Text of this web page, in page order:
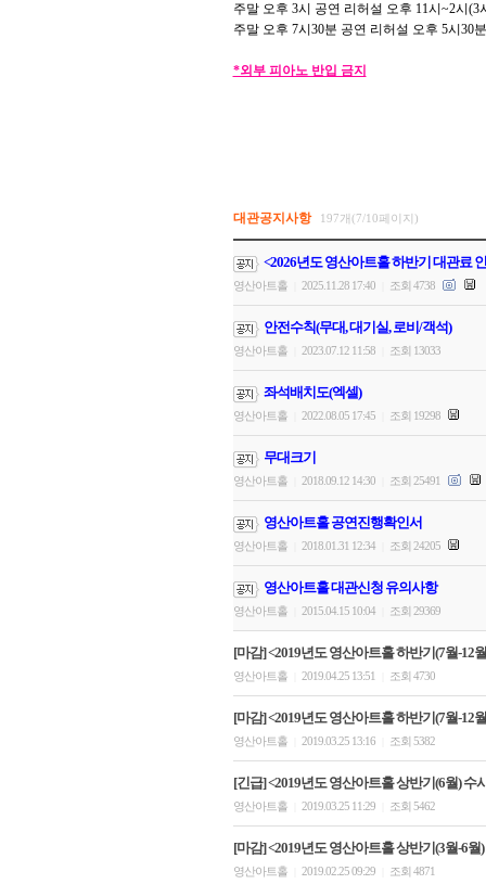
주말 오후 3시 공연 리허설 오후 11시~2시
주말 오후 7시30분 공연 리허설 오후 5시30
*외부 피아노 반입 금지
대관공지사항 197개(7/10페이지)
<2026년도 영산아트홀 하반기 대관료
영산아트홀 2025.11.28 17:40 조회 4738
안전수칙(무대, 대기실, 로비/객석)
영산아트홀 2023.07.12 11:58 조회 13033
좌석배치도(엑셀)
영산아트홀 2022.08.05 17:45 조회 19298
무대크기
영산아트홀 2018.09.12 14:30 조회 25491
영산아트홀 공연진행확인서
영산아트홀 2018.01.31 12:34 조회 24205
영산아트홀 대관신청 유의사항
영산아트홀 2015.04.15 10:04 조회 29369
[마감] <2019년도 영산아트홀 하반기(7월-12
영산아트홀 2019.04.25 13:51 조회 4730
[마감] <2019년도 영산아트홀 하반기(7월-12
영산아트홀 2019.03.25 13:16 조회 5382
[긴급] <2019년도 영산아트홀 상반기(6월) 수
영산아트홀 2019.03.25 11:29 조회 5462
[마감] <2019년도 영산아트홀 상반기(3월-6월
영산아트홀 2019.02.25 09:29 조회 4871